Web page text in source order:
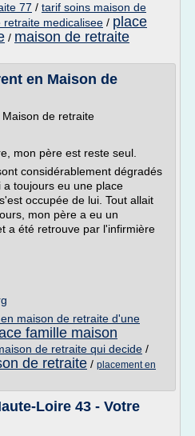
77 / tarif soins maison de
medicalisee / place
/ maison de retraite
en Maison de
de retraite
mon père est reste seul.
considérablement dégradés
toujours eu une place
occupée de lui. Tout allait
mon père a eu un
a été retrouve par l'infirmière
maison de retraite d'une
famille maison
de retraite qui decide /
de retraite / placement en
Loire 43 - Votre